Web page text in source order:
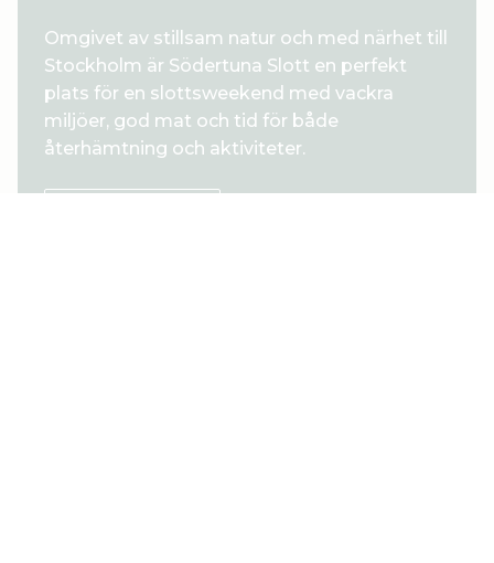
Omgivet av stillsam natur och med närhet till
Stockholm är Södertuna Slott en perfekt
plats för en slottsweekend med vackra
miljöer, god mat och tid för både
återhämtning och aktiviteter.